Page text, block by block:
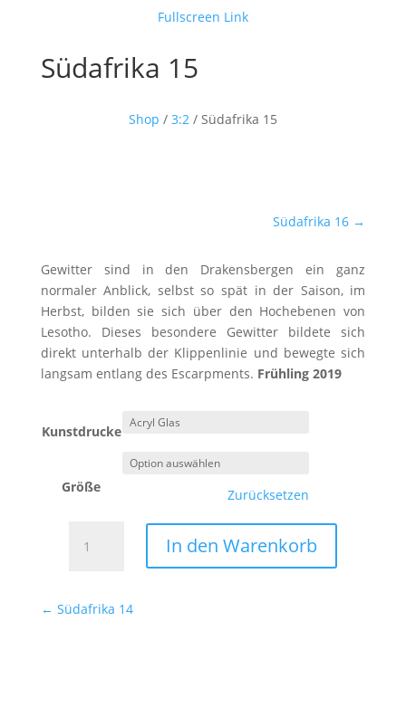
Fullscreen Link
Südafrika 15
Shop / 3:2/ Südafrika 15
Südafrika 16 →
Gewitter sind in den Drakensbergen ein ganz
normaler Anblick, selbst so spät in der Saison, im
Herbst, bilden sie sich über den Hochebenen von
Lesotho. Dieses besondere Gewitter bildete sich
direkt unterhalb der Klippenlinie und bewegte sich
langsam entlang des Escarpments. Frühling 2019
Kunstdrucke
Größe Zurücksetzen
In den Warenkorb
← Südafrika 14